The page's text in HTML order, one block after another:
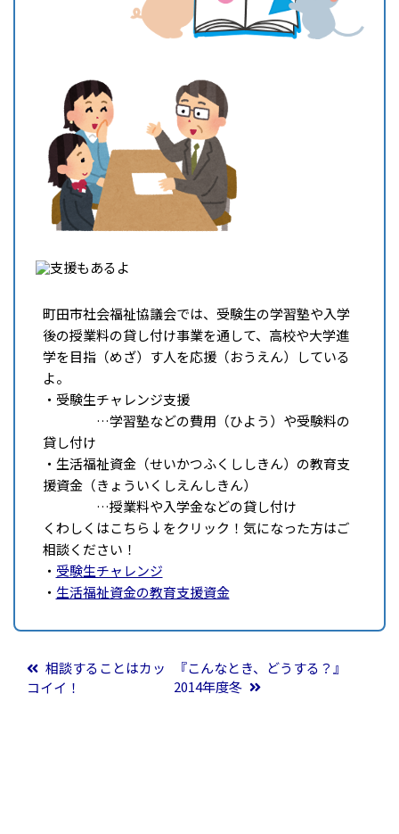
町田市社会福祉協議会では、受験生の学習塾や入学
後の授業料の貸し付け事業を通して、高校や大学進
学を目指（めざ）す人を応援（おうえん）している
よ。
・受験生チャレンジ支援
…学習塾などの費用（ひよう）や受験料の
貸し付け
・生活福祉資金（せいかつふくししきん）の教育支
援資金（きょういくしえんしきん）
…授業料や入学金などの貸し付け
くわしくはこちら↓をクリック！気になった方はご
相談ください！
・ 受験生チャレンジ
・ 生活福祉資金の教育支援資金
投稿ナビゲーション
相談することはカッ
コイイ！
『こんなとき、どうする？』
2014年度冬